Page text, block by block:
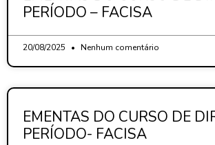
PERÍODO – FACISA
20/08/2025 Nenhum comentário
EMENTAS DO CURSO DE
PERÍODO- FACISA